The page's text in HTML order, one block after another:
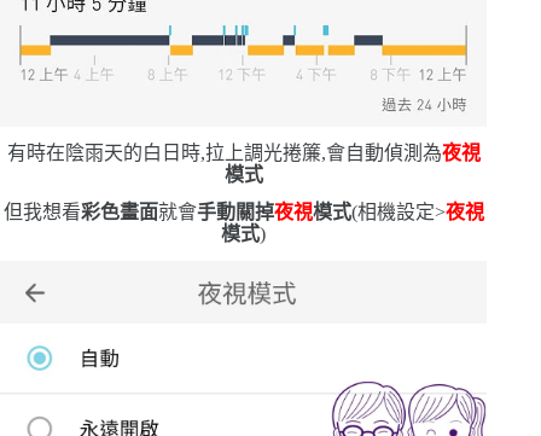
有時在陰雨天的白日時,拉上調光捲簾,會自動偵測為夜視
模式
但我想看彩色畫面就會手動關掉夜視模式(相機設定>夜視
模式)